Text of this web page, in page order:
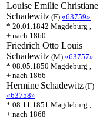
Louise Emilie Christiane
Schadewitz (F) «63759»
* 20.01.1842 Magdeburg ,
+ nach 1860
Friedrich Otto Louis
Schadewitz (M) «63757»
* 08.05.1850 Magdeburg ,
+ nach 1866
Hermine Schadewitz (F)
«63758»
* 08.11.1851 Magdeburg ,
+ nach 1868